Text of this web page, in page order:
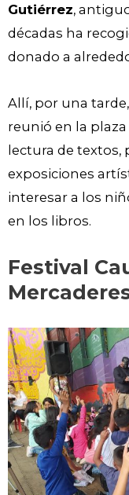
Gutiérrez,
décadas ha
donado a
Allí, por una
reunió en la
lectura de textos,
exposiciones
interesar a los
en los libros.
Festival